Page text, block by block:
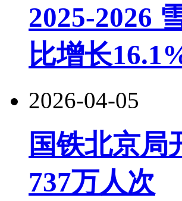
2025-2026
比增长
2026-04-05
国铁北京局
737万人次